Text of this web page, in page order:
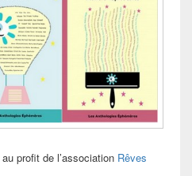
au profit de l’association Rêves